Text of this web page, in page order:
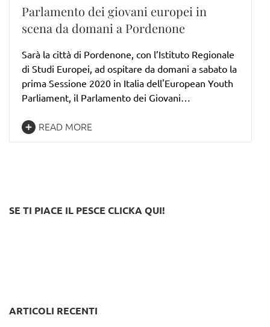
Parlamento dei giovani europei in
scena da domani a Pordenone
Sarà la città di Pordenone, con l’Istituto Regionale
di Studi Europei, ad ospitare da domani a sabato la
prima Sessione 2020 in Italia dell'European Youth
Parliament, il Parlamento dei Giovani…
READ MORE
SE TI PIACE IL PESCE CLICKA QUI!
ARTICOLI RECENTI